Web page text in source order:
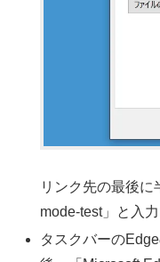
リンク先の最後
mode-test」と入
タスクバーの